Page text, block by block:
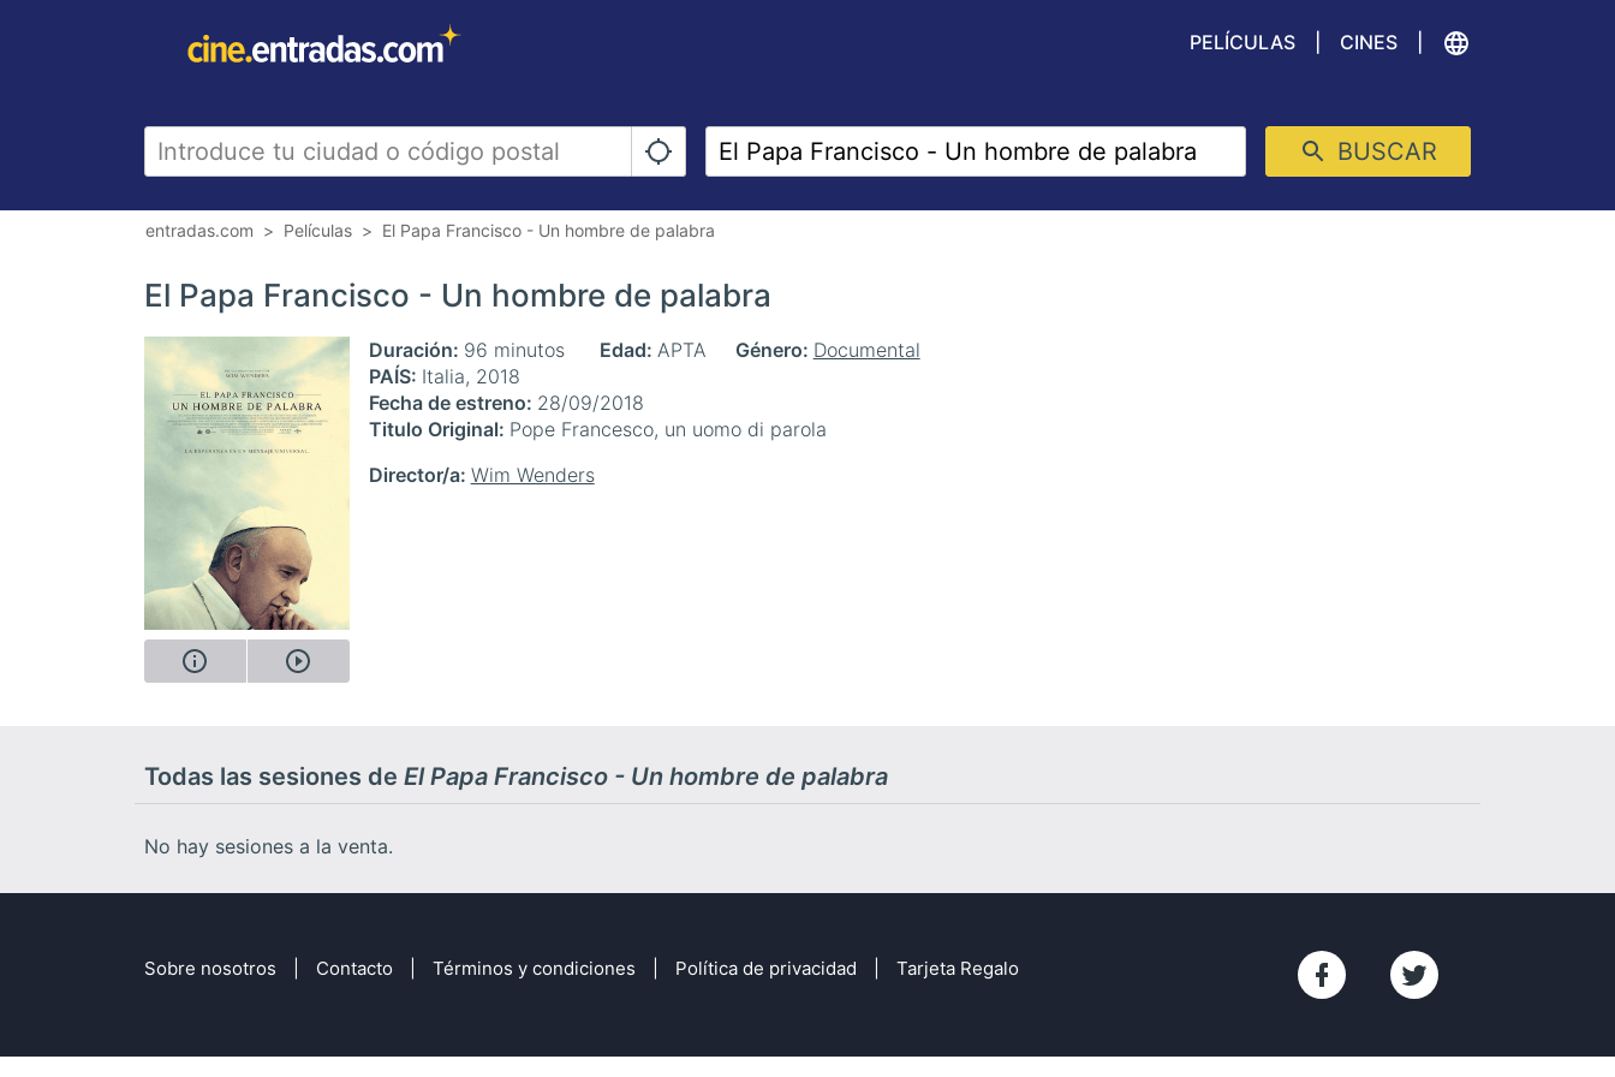
PELÍCULAS CINES
BUSCAR
entradas.com Películas El Papa Francisco - Un hombre de palabra
El Papa Francisco - Un hombre de palabra
Duración 96 minutos Edad APTA Género Documental
PAÍS Italia, 2018
Fecha de estreno 28/09/2018
Titulo Original Pope Francesco, un uomo di parola
Director/a Wim Wenders
Todas las sesiones de El Papa Francisco - Un hombre de palabra
No hay sesiones a la venta.
Sobre nosotros Contacto Términos y condiciones Política de privacidad Tarjeta Regalo